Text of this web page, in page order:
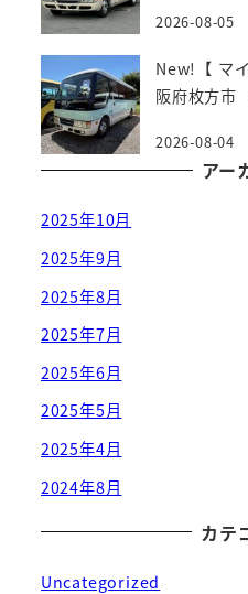
2026-08-05
New!【 マ
阪府枚方市
2026-08-04
アー
2025年10月
2025年9月
2025年8月
2025年7月
2025年6月
2025年5月
2025年4月
2024年8月
カテ
Uncategorized